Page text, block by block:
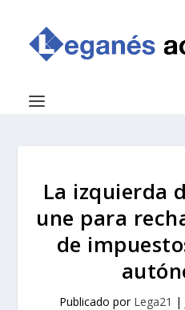
La izquierda
une para
de
Publicado por Lega21 |